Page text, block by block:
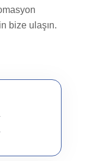
bize ulaşın.